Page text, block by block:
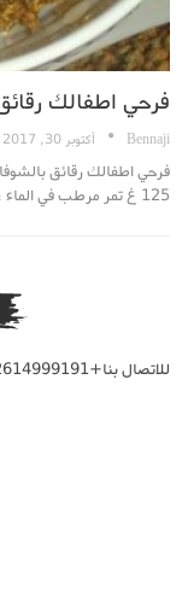
فرحي اطفالك
Bennaji أكتوبر 30, 2017
125 غ تمر مرطب في الماء ، 125 غ…
للاتصال بنا+212614999191